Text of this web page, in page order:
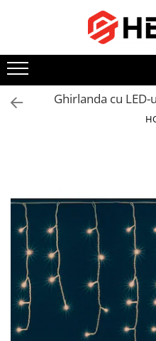
Toate Produsele
Mixere cu bol
Aer conditionat
Pompe apa de suprafata
Motopompe
Hidrofoare
Hidrofor cu pompa
Pompe de stropit
Pompe de stropit electrice
Pompe de stropit manuale
Ghirlanda cu